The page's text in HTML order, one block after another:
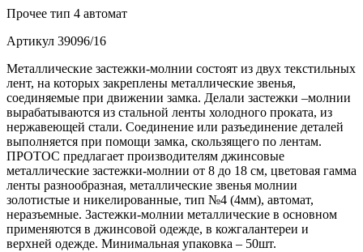
Прочее тип 4 автомат
Артикул 39096/16
Металлические застежки-молнии состоят из двух текстильных
лент, на которых закреплены металлические звенья,
соединяемые при движении замка. Делали застежки –молнии
вырабатываются из стальной ленты холодного проката, из
нержавеющей стали. Соединение или разъединение деталей
выполняется при помощи замка, скользящего по лентам.
ПРОТОС предлагает производителям джинсовые
металлические застежки-молнии от 8 до 18 см, цветовая гамма
ленты разнообразная, металлические звенья молнии
золотистые и никелированные, тип №4 (4мм), автомат,
неразъемные. Застежки-молнии металлические в основном
применяются в джинсовой одежде, в кожгалантереи и
верхней одежде. Минимальная упаковка – 50шт.